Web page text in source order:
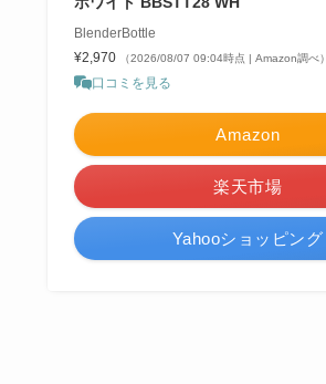
BlenderBottle
¥2,970
（2026/08/07 09:04時点 | Amazon調べ）
口コミを見る
Amazon
楽天市場
Yahooショッピング